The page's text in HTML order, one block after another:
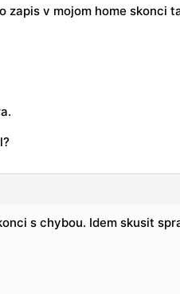
zapis v mojom home skonci
s chybou. Idem skusit